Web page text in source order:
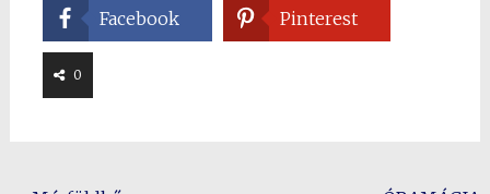
Facebook Pinterest
0